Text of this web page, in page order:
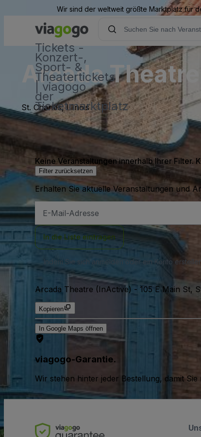
Wir sind der weltweit größte Marktplatz für
Tickets -
Konzert-,
Sport- &
Theatertickets
| viagogo
der
Ticketmarktplatz
Arcada
St. Charles, Illinois
Keine Veranstaltungen innerhalb Ihrer Filter.
Filter zurücksetzen
Erhalten Sie aktuelle Veranstaltungen und
Mail-
In die Liste eintragen
Indem Sie sich anmelden oder ein Konto
Arcada Theatre (InActive) - 105 E Main St,
Kopieren
In Google Maps öffnen
viagogo-Garantie.
Wir stehen hinter jeder Bestellung, damit